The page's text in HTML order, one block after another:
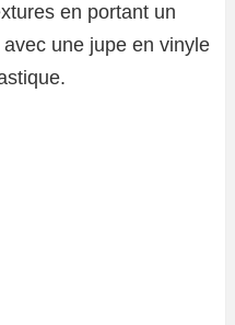
en portant un
une jupe en vinyle